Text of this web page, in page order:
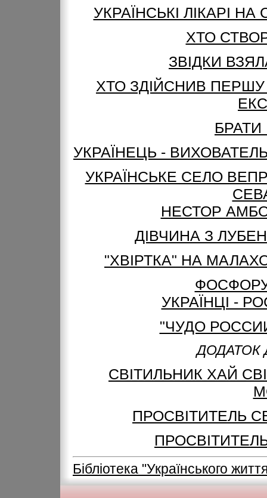
УКРАЇНСЬКІ ЛІКАРІ
ХТО
ЗВІДКИ
ХТО ЗДІЙСНИВ
БРАТИ
УКРАЇНЕЦЬ -
УКРАЇНСЬКЕ СЕЛО
НЕСТОР
ДІВЧИНА З
"ХВІРТКА" НА
УКРАЇНЦІ -
"ЧУДО
ДОДАТОК
СВІТИЛЬНИК ХАЙ
ПРОСВІТИТЕЛЬ
Бібліотека "Українського